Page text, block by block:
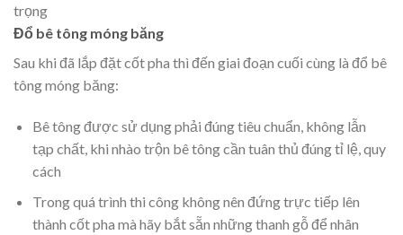
trọng
Đổ bê tông móng băng
Sau khi đã lắp đặt cốt pha thì đến giai đoạn cuối cùng là đổ bê
tông móng băng:
Bê tông được sử dụng phải đúng tiêu chuẩn, không lẫn
tạp chất, khi nhào trộn bê tông cần tuân thủ đúng tỉ lệ, quy
cách
Trong quá trình thi công không nên đứng trực tiếp lên
thành cốt pha mà hãy bắt sẵn những thanh gỗ để nhân